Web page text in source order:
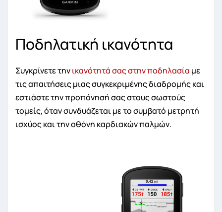
Ποδηλατική ικανότητα
Συγκρίνετε τηνικανότητά σας στην ποδηλασία με
τις απαιτήσεις μιας συγκεκριμένης διαδρομής και
εστιάστε την προπόνησή σας στους σωστούς
τομείς, όταν συνδυάζεται με το συμβατό μετρητή
ισχύος και την οθόνη καρδιακών παλμών.